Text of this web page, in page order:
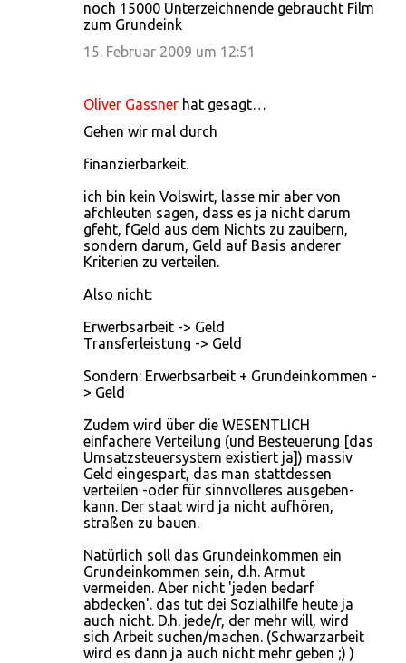
noch 15000 Unterzeichnende gebraucht Film
zum Grundeink
15. Februar 2009 um 12:51
Oliver Gassner hat gesagt…
Gehen wir mal durch
finanzierbarkeit.
ich bin kein Volswirt, lasse mir aber von
afchleuten sagen, dass es ja nicht darum
gfeht, fGeld aus dem Nichts zu zauibern,
sondern darum, Geld auf Basis anderer
Kriterien zu verteilen.
Also nicht:
Erwerbsarbeit -> Geld
Transferleistung -> Geld
Sondern: Erwerbsarbeit + Grundeinkommen -
> Geld
Zudem wird über die WESENTLICH
einfachere Verteilung (und Besteuerung [das
Umsatzsteuersystem existiert ja]) massiv
Geld eingespart, das man stattdessen
verteilen -oder für sinnvolleres ausgeben-
kann. Der staat wird ja nicht aufhören,
straßen zu bauen.
Natürlich soll das Grundeinkommen ein
Grundeinkommen sein, d.h. Armut
vermeiden. Aber nicht 'jeden bedarf
abdecken'. das tut dei Sozialhilfe heute ja
auch nicht. D.h. jede/r, der mehr will, wird
sich Arbeit suchen/machen. (Schwarzarbeit
wird es dann ja auch nicht mehr geben ;) )